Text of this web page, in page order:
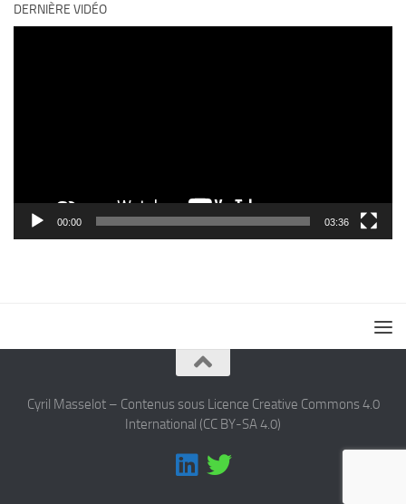
DERNIÈRE VIDÉO
00:00 03:36
Cyril Masselot – Contenus sous Licence Creative Commons 4.0
International (CC BY-SA 4.0)